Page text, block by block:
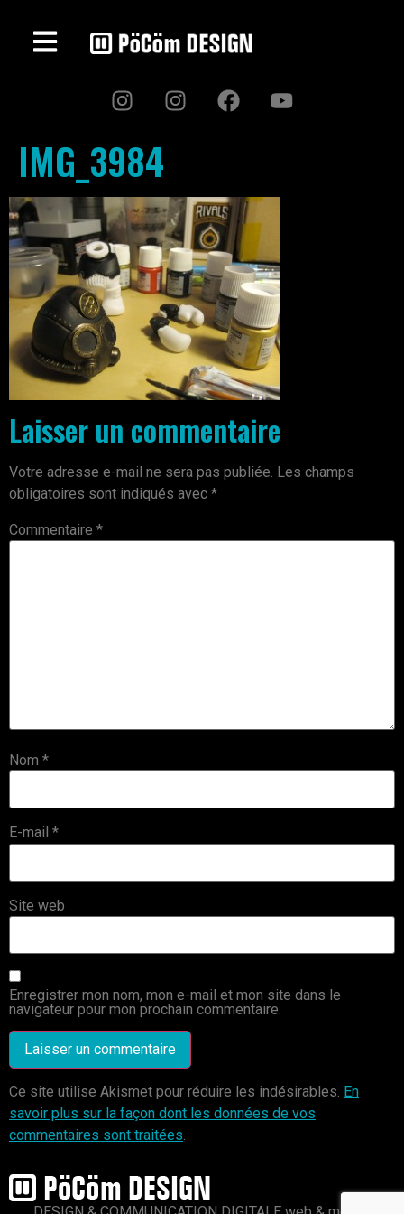
IMG_3984
Laisser un commentaire
Votre adresse e-mail ne sera pas publiée. Les champs
obligatoires sont indiqués avec *
Commentaire *
Nom *
E-mail *
Site web
Enregistrer mon nom, mon e-mail et mon site dans le
navigateur pour mon prochain commentaire.
Ce site utilise Akismet pour réduire les indésirables. En
savoir plus sur la façon dont les données de vos
commentaires sont traitées.